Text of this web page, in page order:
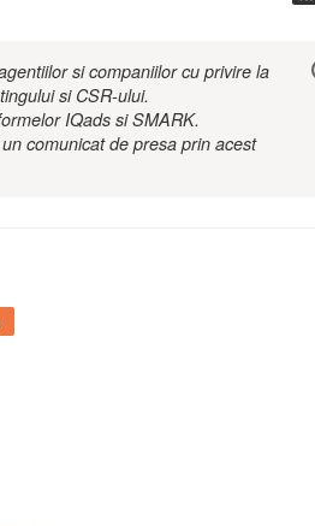
si companiilor cu privire la
si CSR-ului.
IQads si SMARK.
comunicat de presa prin acest